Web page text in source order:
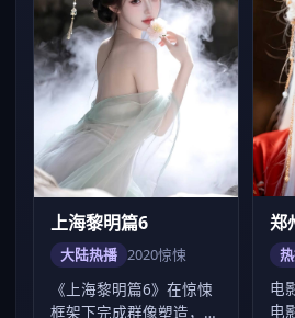
上海黎明篇6
大陆热播 2020惊悚
《上海黎明篇6》在惊悚
框架下完成群像塑造，杨
郑
电
电